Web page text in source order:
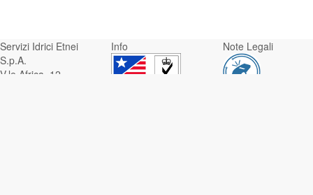
Servizi Idrici Etnei
S.p.A.
V.le Africa, 12 -
Info Note Legali